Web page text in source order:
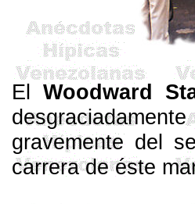
ElWoodward
gravemente del
carrera de éste